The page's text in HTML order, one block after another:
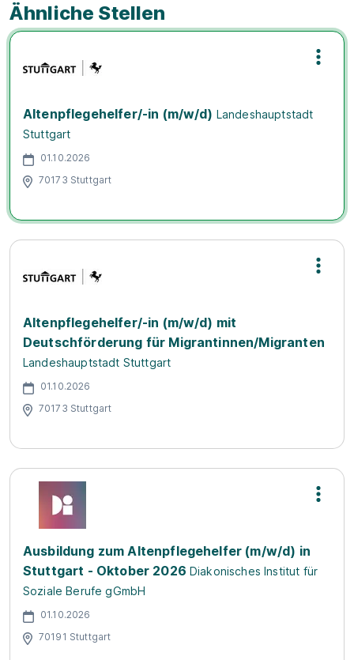
Ähnliche Stellen
Altenpflegehelfer/-in (m/w/d) Landeshauptstadt
Stuttgart
01.10.2026
70173 Stuttgart
Altenpflegehelfer/-in (m/w/d) mit
Deutschförderung für Migrantinnen/Migranten
Landeshauptstadt Stuttgart
01.10.2026
70173 Stuttgart
Ausbildung zum Altenpflegehelfer (m/w/d) in
Stuttgart - Oktober 2026 Diakonisches Institut für
Soziale Berufe gGmbH
01.10.2026
70191 Stuttgart